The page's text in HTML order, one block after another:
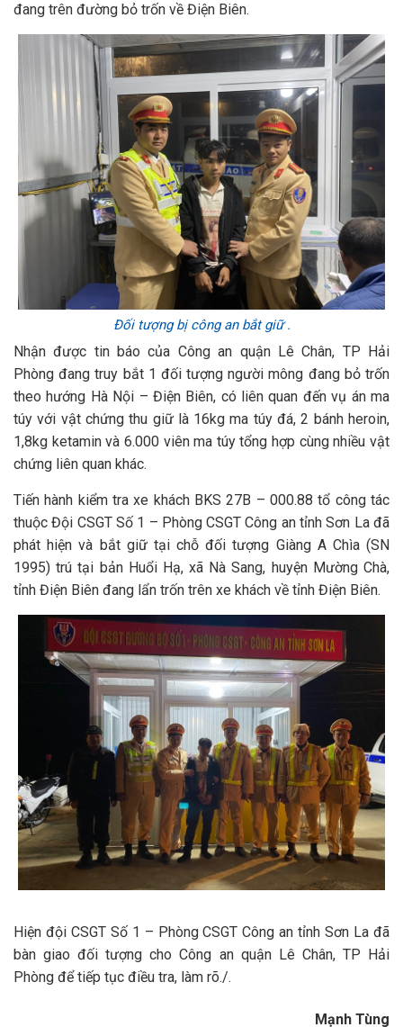
đang trên đường bỏ trốn về Điện Biên.
Đối tượng bị công an bắt giữ .
Nhận được tin báo của Công an quận Lê Chân, TP Hải
Phòng đang truy bắt 1 đối tượng người mông đang bỏ trốn
theo hướng Hà Nội – Điện Biên, có liên quan đến vụ án ma
túy với vật chứng thu giữ là 16kg ma túy đá, 2 bánh heroin,
1,8kg ketamin và 6.000 viên ma túy tổng hợp cùng nhiều vật
chứng liên quan khác.
Tiến hành kiểm tra xe khách BKS 27B – 000.88 tổ công tác
thuộc Đội CSGT Số 1 – Phòng CSGT Công an tỉnh Sơn La đã
phát hiện và bắt giữ tại chỗ đối tượng Giàng A Chìa (SN
1995) trú tại bản Huổi Hạ, xã Nà Sang, huyện Mường Chà,
tỉnh Điện Biên đang lẩn trốn trên xe khách về tỉnh Điện Biên.
Hiện đội CSGT Số 1 – Phòng CSGT Công an tỉnh Sơn La đã
bàn giao đối tượng cho Công an quận Lê Chân, TP Hải
Phòng để tiếp tục điều tra, làm rõ./.
Mạnh Tùng